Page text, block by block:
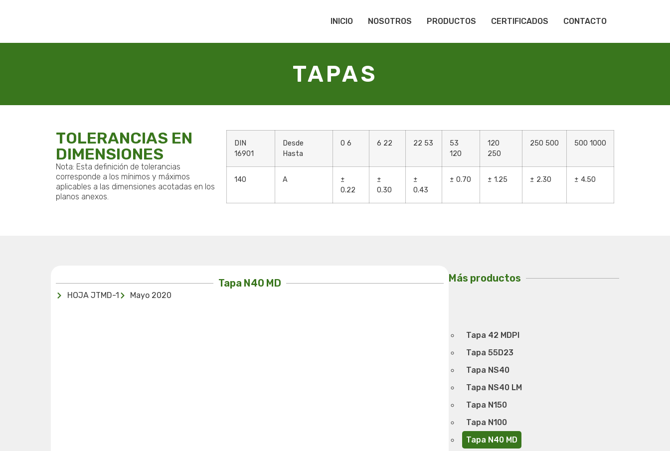
INICIO NOSOTROS PRODUCTOS CERTIFICADOS CONTACTO
TAPAS
TOLERANCIAS EN
DIMENSIONES
Nota: Esta definición de tolerancias
corresponde a los mínimos y máximos
aplicables a las dimensiones acotadas en los
planos anexos.
DIN
16901
Desde
Hasta
0 6 6 22 22 53
53
120
120
250
250 500 500 1000
140 A
±
0.22
±
0.30
±
0.43
± 0.70 ± 1.25 ± 2.30 ± 4.50
Tapa N40 MD
HOJA JTMD-1 Mayo 2020
Más productos
Tapa 42 MDPI
Tapa 55D23
Tapa NS40
Tapa NS40 LM
Tapa N150
Tapa N100
Tapa N40 MD